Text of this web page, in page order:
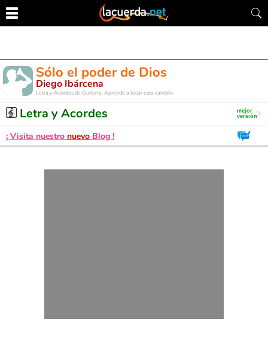
Sólo el poder de Dios
Diego Ibárcena
Letra y Acordes de Guitarra. Aprende a tocar esta canción
Letra y Acordes
¡ Visita nuestro nuevo Blog !